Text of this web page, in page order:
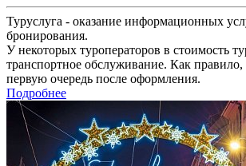
Туруслуга - оказание информационных
бронирования.
У некоторых туроператоров в стоимость
транспортное обслуживание. Как правило,
первую очередь после оформления.
Подробнее